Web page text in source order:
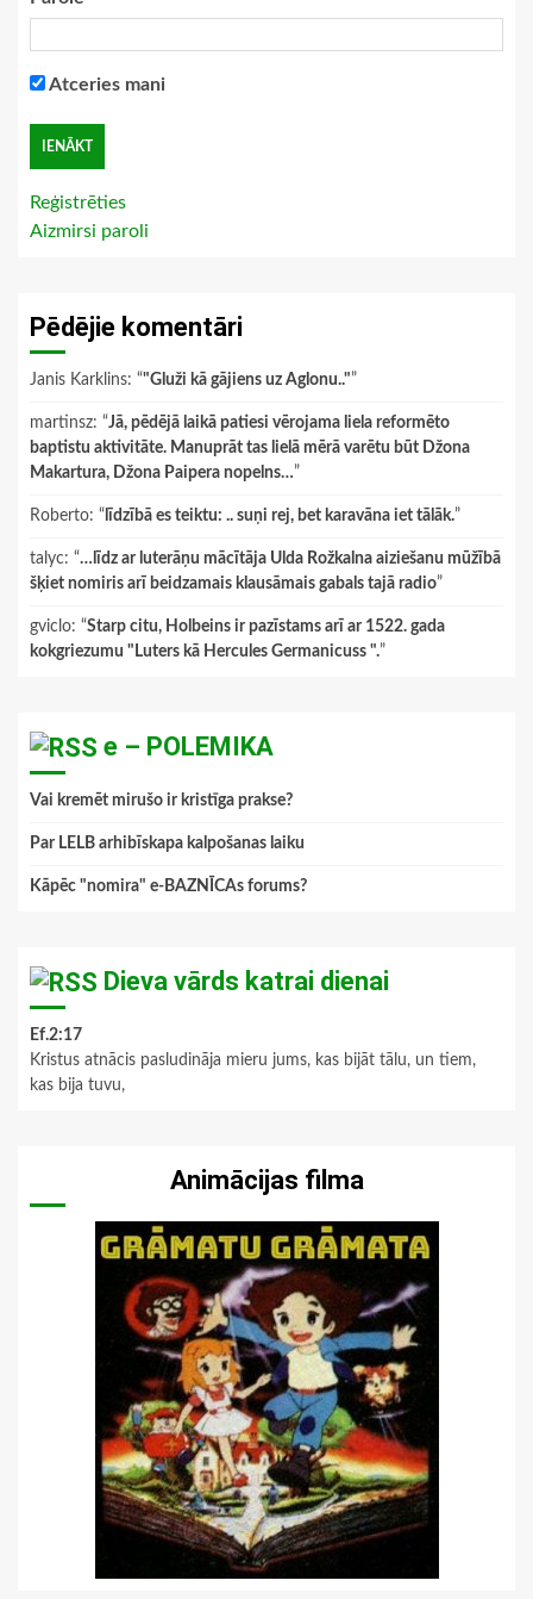
Atceries mani
Reģistrēties
Aizmirsi paroli
Pēdējie komentāri
Janis Karklins: “"Gluži kā gājiens uz Aglonu.."”
martinsz: “Jā, pēdējā laikā patiesi vērojama liela reformēto
baptistu aktivitāte. Manuprāt tas lielā mērā varētu būt Džona
Makartura, Džona Paipera nopelns…”
Roberto: “ līdzībā es teiktu: .. suņi rej, bet karavāna iet tālāk.”
talyc: “…līdz ar luterāņu mācītāja Ulda Rožkalna aiziešanu mūžībā
šķiet nomiris arī beidzamais klausāmais gabals tajā radio”
gviclo: “Starp citu, Holbeins ir pazīstams arī ar 1522. gada
kokgriezumu "Luters kā Hercules Germanicuss ".”
e – POLEMIKA
Vai kremēt mirušo ir kristīga prakse?
Par LELB arhibīskapa kalpošanas laiku
Kāpēc "nomira" e-BAZNĪCAs forums?
Dieva vārds katrai dienai
Ef.2:17
Kristus atnācis pasludināja mieru jums, kas bijāt tālu, un tiem,
kas bija tuvu,
Animācijas filma